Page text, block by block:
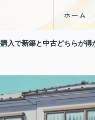
ホーム
入で新築と中古どちらが